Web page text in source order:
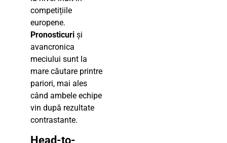
competițiile
europene.
Pronosticuri și
avancronica
meciului sunt la
mare căutare printre
pariori, mai ales
când ambele echipe
vin după rezultate
contrastante.
Head-to-